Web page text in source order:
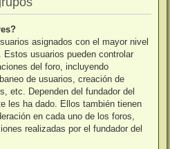
asignados con el mayor nivel
usuarios pueden controlar
del foro, incluyendo
de usuarios, creación de
etc. Dependen del fundador del
les ha dado. Ellos también tienen
en cada uno de los foros,
realizadas por el fundador del